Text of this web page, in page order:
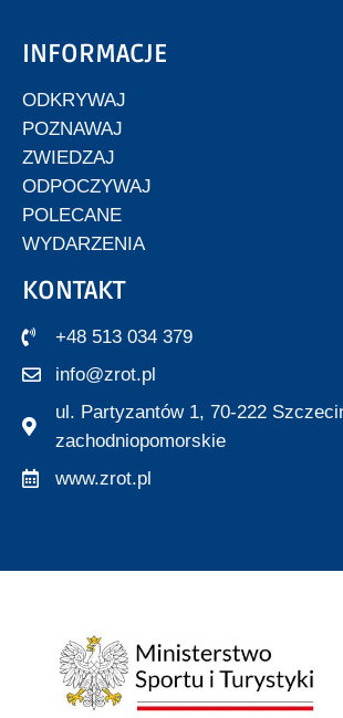
INFORMACJE
ODKRYWAJ
POZNAWAJ
ZWIEDZAJ
ODPOCZYWAJ
POLECANE
WYDARZENIA
KONTAKT
+48 513 034 379
info@zrot.pl
ul. Partyzantów 1, 70-222
zachodniopomorskie
www.zrot.pl